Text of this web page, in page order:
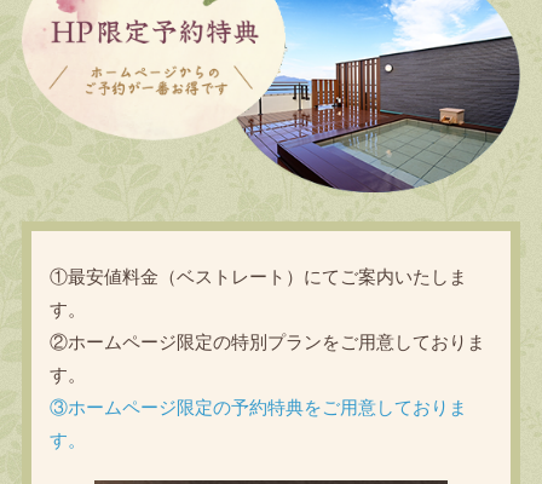
①最安値料金（ベストレート）にてご案内いたしま
す。
②ホームページ限定の特別プランをご用意しておりま
す。
③ホームページ限定の予約特典をご用意しておりま
す。